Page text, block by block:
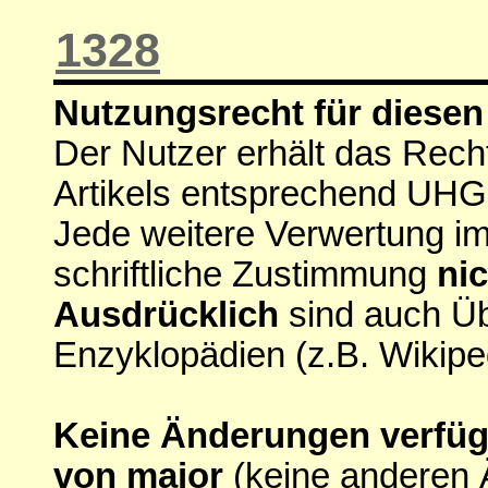
1328
Nutzungsrecht für
Der Nutzer erhält das
Artikels entsprechend
Jede weitere Verwertung
schriftliche Zustimmung
Ausdrücklich sind auch
Enzyklopädien (z.B.
Keine Änderungen
von major (keine anderen